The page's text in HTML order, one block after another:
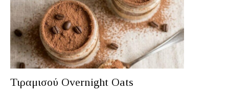
Τιραμισού Overnight Oats